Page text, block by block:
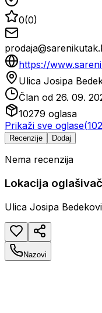
0(0)
https://
Ulica Josipa
Član od 26. 09.
10279 oglasa
Prikaži sve oglase(
Recenzije Dodaj
Nema recenzija
Lokacija
Ulica Josipa
Nazovi